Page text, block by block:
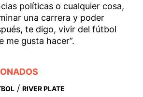
políticas o cualquier cosa,
una carrera y poder
te digo, vivir del fútbol
me gusta hacer”.
/ RIVER PLATE